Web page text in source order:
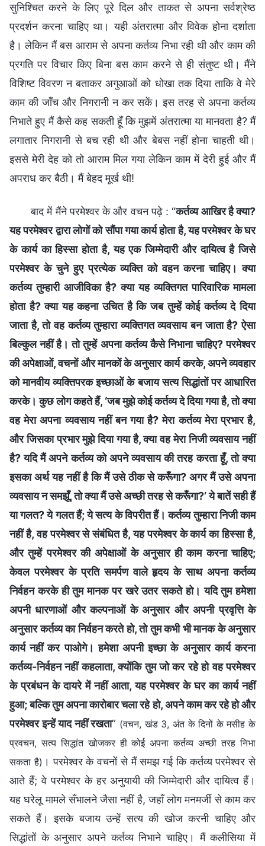
सुनिश्चित करने के लिए पूरे दिल और ताकत से अपना सर्वश्रेष्ठ
प्रदर्शन करना चाहिए था। यही अंतरात्मा और विवेक होना दर्शाता
है। लेकिन मैं बस आराम से अपना कर्तव्य निभा रही थी और काम की
प्रगति पर विचार किए बिना बस काम करने से ही संतुष्ट थी। मैंने
विशिष्ट विवरण न बताकर अगुआओं को धोखा तक दिया ताकि वे मेरे
काम की जाँच और निगरानी न कर सकें। इस तरह से अपना कर्तव्य
निभाते हुए मैं कैसे कह सकती हूँ कि मुझमें अंतरात्मा या मानवता है? मैं
लगातार निगरानी से बच रही थी और बेबस नहीं होना चाहती थी।
इससे मेरी देह को तो आराम मिल गया लेकिन काम में देरी हुई और मैं
अपराध कर बैठी। मैं बेहद मूर्ख थी!
बाद में मैंने परमेश्वर के और वचन पढ़े : “कर्तव्य आखिर है क्या?
यह परमेश्वर द्वारा लोगों को सौंपा गया कार्य होता है, यह परमेश्वर के घर
के कार्य का हिस्सा होता है, यह एक जिम्मेदारी और दायित्व है जिसे
परमेश्वर के चुने हुए प्रत्येक व्यक्ति को वहन करना चाहिए। क्या
कर्तव्य तुम्हारी आजीविका है? क्या यह व्यक्तिगत पारिवारिक मामला
होता है? क्या यह कहना उचित है कि जब तुम्हें कोई कर्तव्य दे दिया
जाता है, तो वह कर्तव्य तुम्हारा व्यक्तिगत व्यवसाय बन जाता है? ऐसा
बिल्कुल नहीं है। तो तुम्हें अपना कर्तव्य कैसे निभाना चाहिए? परमेश्वर
की अपेक्षाओं, वचनों और मानकों के अनुसार कार्य करके, अपने व्यवहार
को मानवीय व्यक्तिपरक इच्छाओं के बजाय सत्य सिद्धांतों पर आधारित
करके। कुछ लोग कहते हैं, ‘जब मुझे कोई कर्तव्य दे दिया गया है, तो क्या
वह मेरा अपना व्यवसाय नहीं बन गया है? मेरा कर्तव्य मेरा प्रभार है,
और जिसका प्रभार मुझे दिया गया है, क्या वह मेरा निजी व्यवसाय नहीं
है? यदि मैं अपने कर्तव्य को अपने व्यवसाय की तरह करता हूँ, तो क्या
इसका अर्थ यह नहीं है कि मैं उसे ठीक से करूँगा? अगर मैं उसे अपना
व्यवसाय न समझूँ, तो क्या मैं उसे अच्छी तरह से करूँगा?’ ये बातें सही हैं
या गलत? ये गलत हैं; ये सत्य के विपरीत हैं। कर्तव्य तुम्हारा निजी काम
नहीं है, वह परमेश्वर से संबंधित है, यह परमेश्वर के कार्य का हिस्सा है,
और तुम्हें परमेश्वर की अपेक्षाओं के अनुसार ही काम करना चाहिए;
केवल परमेश्वर के प्रति समर्पण वाले हृदय के साथ अपना कर्तव्य
निर्वहन करके ही तुम मानक पर खरे उतर सकते हो। यदि तुम हमेशा
अपनी धारणाओं और कल्पनाओं के अनुसार और अपनी प्रवृत्ति के
अनुसार कर्तव्य का निर्वहन करते हो, तो तुम कभी भी मानक के अनुसार
कार्य नहीं कर पाओगे। हमेशा अपनी इच्छा के अनुसार कार्य करना
कर्तव्य-निर्वहन नहीं कहलाता, क्योंकि तुम जो कर रहे हो वह परमेश्वर
के प्रबंधन के दायरे में नहीं आता, यह परमेश्वर के घर का कार्य नहीं
हुआ; बल्कि तुम अपना कारोबार चला रहे हो, अपने काम कर रहे हो और
परमेश्वर इन्हें याद नहीं रखता” (वचन, खंड 3, अंत के दिनों के मसीह के
प्रवचन, सत्य सिद्धांत खोजकर ही कोई अपना कर्तव्य अच्छी तरह निभा
सकता है) । परमेश्वर के वचनों से मैं समझ गई कि कर्तव्य परमेश्वर से
आते हैं; वे परमेश्वर के हर अनुयायी की जिम्मेदारी और दायित्व हैं।
यह घरेलू मामले सँभालने जैसा नहीं है, जहाँ लोग मनमर्जी से काम कर
सकते हैं। इसके बजाय उन्हें सत्य की खोज करनी चाहिए और
सिद्धांतों के अनुसार अपने कर्तव्य निभाने चाहिए। मैं कलीसिया में